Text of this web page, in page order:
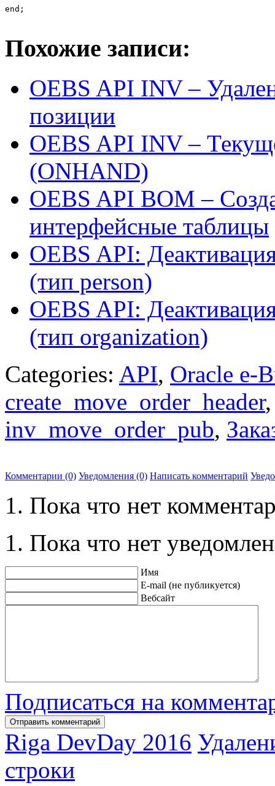
end;
Похожие записи:
OEBS API INV –
позиции
OEBS API INV –
(ONHAND)
OEBS API BOM –
интерфейсные таблицы
OEBS API:
(тип person)
OEBS API:
(тип organization)
Categories: API, Oracle e-
create_move_order_header
inv_move_order_pub,
Комментарии (0) Уведомления (0) Написать комментарий
Пока что нет
Пока что нет
Имя
E-mail (не публикуется)
Вебсайт
Подписаться на
Riga DevDay 2016
строки